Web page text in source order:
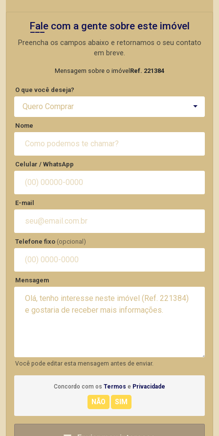
Fale com a gente sobre este imóvel
Preencha os campos abaixo e retornamos o seu contato
em breve.
Mensagem sobre o imóvel Ref. 221384
O que você deseja?
Quero Comprar
Nome
Celular / WhatsApp
E-mail
Telefone fixo (opcional)
Mensagem
Você pode editar esta mensagem antes de enviar.
Concordo com os Termos e Privacidade